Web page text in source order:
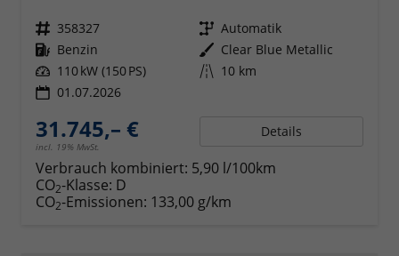
Fahrzeugnr. 358327 Getriebe Automatik
Kraftstoff Benzin Außenfarbe Clear Blue Metallic
Leistung 110 kW (150 PS) Kilometerstand 10 km
01.07.2026
31.745,– €
incl. 19% MwSt.
Details
Verbrauch kombiniert: 5,90 l/100km
CO2-Klasse: D
CO2-Emissionen: 133,00 g/km